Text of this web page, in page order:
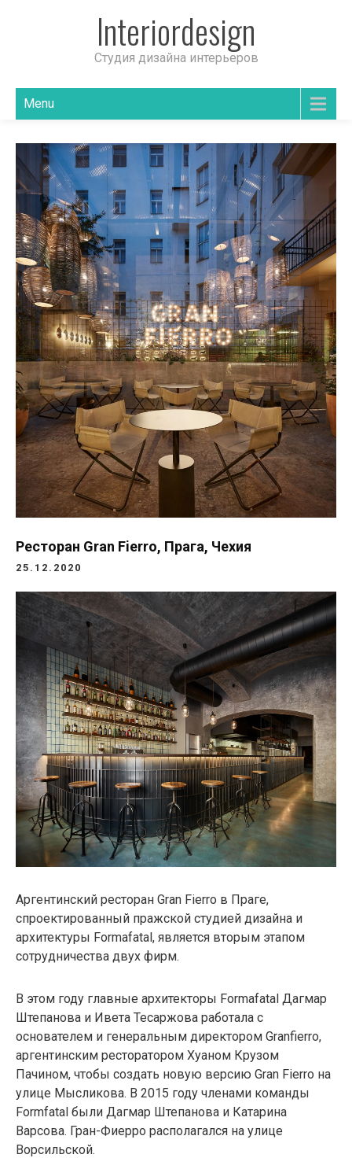
Interiordesign
Студия дизайна интерьеров
Menu
Ресторан Gran Fierro, Прага, Чехия
25.12.2020
Аргентинский ресторан Gran Fierro в Праге,
спроектированный пражской студией дизайна и
архитектуры Formafatal, является вторым этапом
сотрудничества двух фирм.
В этом году главные архитекторы Formafatal Дагмар
Штепанова и Ивета Тесаржова работала с
основателем и генеральным директором Granfierro,
аргентинским ресторатором Хуаном Крузом
Пачином, чтобы создать новую версию Gran Fierro на
улице Мысликова. В 2015 году членами команды
Formfatal были Дагмар Штепанова и Катарина
Варсова. Гран-Фиерро располагался на улице
Ворсильской.